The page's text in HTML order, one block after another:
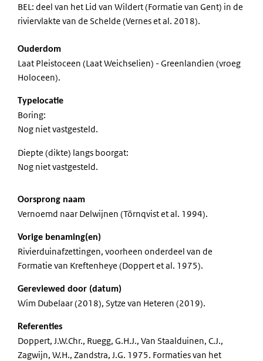
BEL: deel van het Lid van Wildert (Formatie van Gent) in de
riviervlakte van de Schelde (Vernes et al. 2018).
Ouderdom
Laat Pleistoceen (Laat Weichselien) - Greenlandien (vroeg
Holoceen).
Typelocatie
Boring:
Nog niet vastgesteld.
Diepte (dikte) langs boorgat:
Nog niet vastgesteld.
Oorsprong naam
Vernoemd naar Delwijnen (Törnqvist et al. 1994).
Vorige benaming(en)
Rivierduinafzettingen, voorheen onderdeel van de
Formatie van Kreftenheye (Doppert et al. 1975).
Gereviewed door (datum)
Wim Dubelaar (2018), Sytze van Heteren (2019).
Referenties
Doppert, J.W.Chr., Ruegg, G.H.J., Van Staalduinen, C.J.,
Zagwijn, W.H., Zandstra, J.G. 1975. Formaties van het